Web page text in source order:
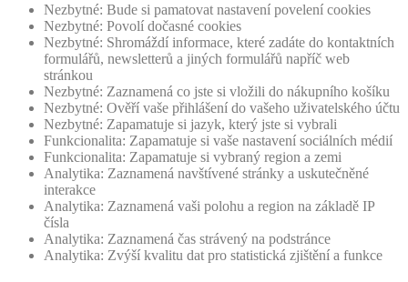
Nezbytné: Bude si pamatovat nastavení povelení cookies
Nezbytné: Povolí dočasné cookies
Nezbytné: Shromáždí informace, které zadáte do kontaktních
formulářů, newsletterů a jiných formulářů napříč web
stránkou
Nezbytné: Zaznamená co jste si vložili do nákupního košíku
Nezbytné: Ověří vaše přihlášení do vašeho uživatelského účtu
Nezbytné: Zapamatuje si jazyk, který jste si vybrali
Funkcionalita: Zapamatuje si vaše nastavení sociálních médií
Funkcionalita: Zapamatuje si vybraný region a zemi
Analytika: Zaznamená navštívené stránky a uskutečněné
interakce
Analytika: Zaznamená vaši polohu a region na základě IP
čísla
Analytika: Zaznamená čas strávený na podstránce
Analytika: Zvýší kvalitu dat pro statistická zjištění a funkce